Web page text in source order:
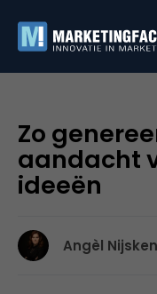
Zo
aandacht
ideeën
Angèl